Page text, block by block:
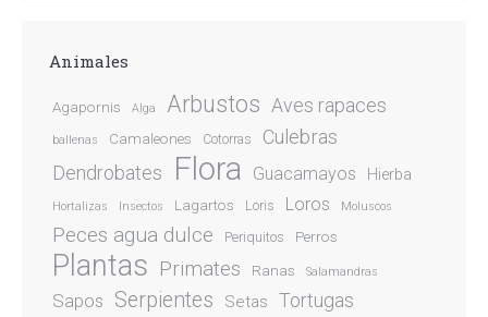
Animales
Agapornis Alga Arbustos Aves rapaces
ballenas Camaleones Cotorras Culebras
Dendrobates Flora Guacamayos Hierba
Hortalizas Insectos Lagartos Loris Loros Moluscos
Peces agua dulce Periquitos Perros
Plantas Primates Ranas Salamandras
Sapos Serpientes Setas Tortugas